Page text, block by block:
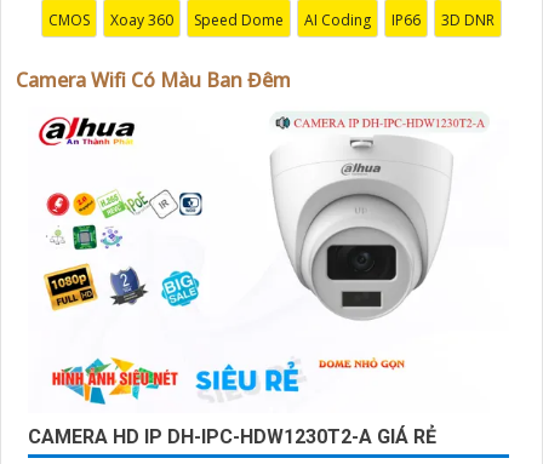
CMOS Xoay 360 Speed Dome AI Coding IP66 3D DNR
Camera Wifi Có Màu Ban Đêm
CAMERA HD IP DH-IPC-HDW1230T2-A GIÁ RẺ